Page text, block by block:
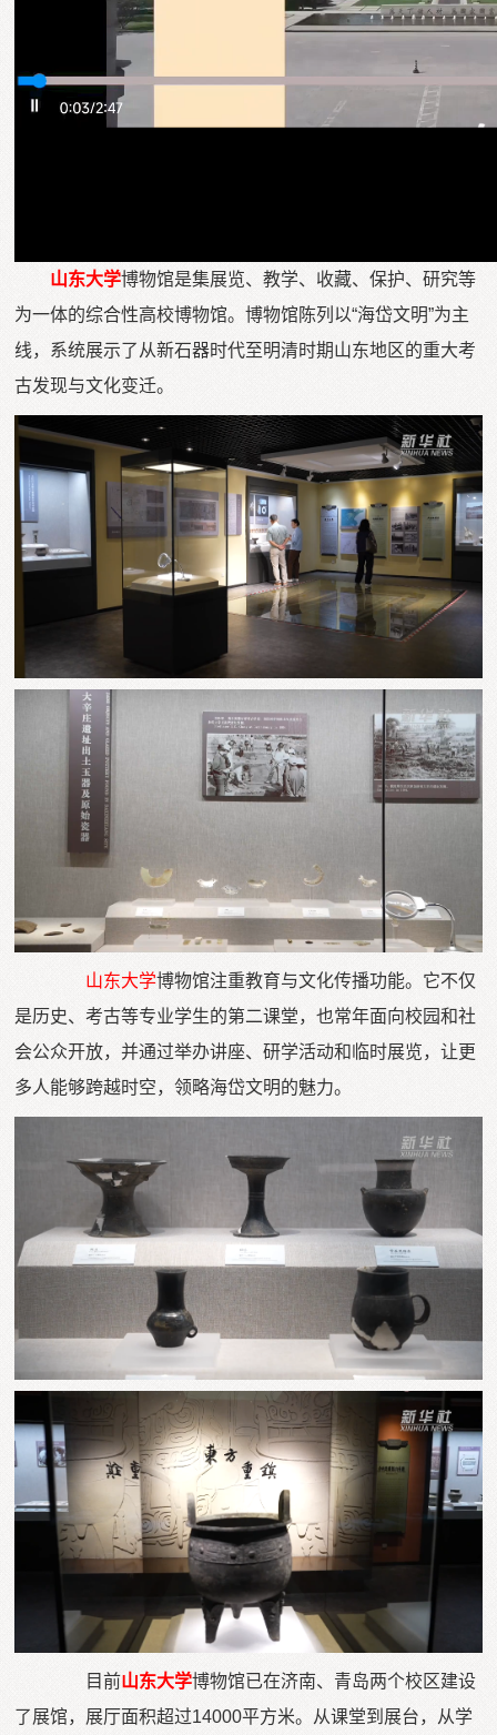
山东大学博物馆是集展览、教学、收藏、保护、研究等
为一体的综合性高校博物馆。博物馆陈列以“海岱文明”为主
线，系统展示了从新石器时代至明清时期山东地区的重大考
古发现与文化变迁。
山东大学博物馆注重教育与文化传播功能。它不仅
是历史、考古等专业学生的第二课堂，也常年面向校园和社
会公众开放，并通过举办讲座、研学活动和临时展览，让更
多人能够跨越时空，领略海岱文明的魅力。
目前山东大学博物馆已在济南、青岛两个校区建设
了展馆，展厅面积超过14000平方米。从课堂到展台，从学